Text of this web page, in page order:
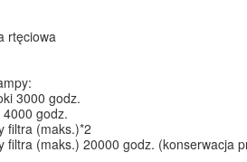
rtęciowa
3000 godz.
godz.
filtra (maks.)*2
filtra (maks.) 20000 godz. (konserwacja